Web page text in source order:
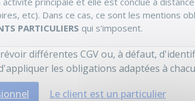
etc). Dans ce cas, ce sont les mentions
PARTICULIERS qui s'imposent.
différentes CGV ou, à défaut,
les obligations adaptées à
Le client est un particulier